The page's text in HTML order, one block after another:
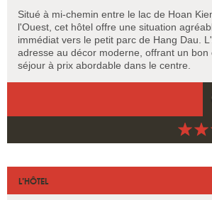
Situé à mi-chemin entre le lac de Hoan
l'Ouest, cet hôtel offre une situation
immédiat vers le petit parc de Hang Dau.
adresse au décor moderne, offrant un bon
séjour à prix abordable dans le centre.
L’HÔTEL